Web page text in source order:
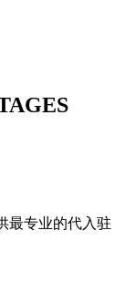
最专业的代入驻